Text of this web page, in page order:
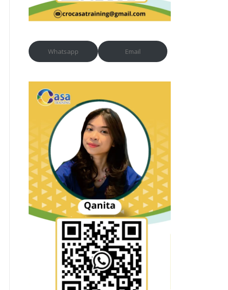
Whatsapp Email